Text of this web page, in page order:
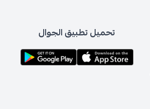
تحميل تطبيق الجوال